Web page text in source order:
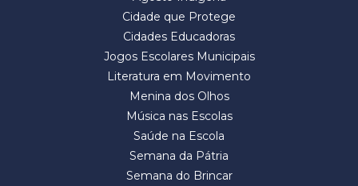
Cidade que Protege
Cidades Educadoras
Jogos Escolares Municipais
Literatura em Movimento
Menina dos Olhos
Música nas Escolas
Saúde na Escola
Semana da Pátria
Semana do Brincar